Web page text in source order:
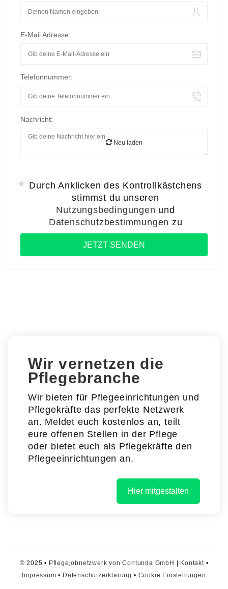
E-Mail Adresse:
Telefonnummer:
Nachricht:
Neu laden
Durch Anklicken des Kontrollkästchens
stimmst du unseren
Nutzungsbedingungen und
Datenschutzbestimmungen zu
Wir vernetzen die
Pflegebranche
Wir bieten für Pflegeeinrichtungen und
Pflegekräfte das perfekte Netzwerk
an. Meldet euch kostenlos an, teilt
eure offenen Stellen in der Pflege
oder bietet euch als Pflegekräfte den
Pflegeeinrichtungen an.
Hier mitgestalten
© 2025 • Pflegejobnetzwerk von Contunda GmbH Kontakt•
Impressum • Datenschutzerklärung • Cookie Einstellungen